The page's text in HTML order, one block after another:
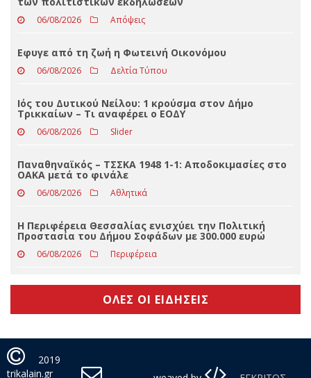
ΤΕΛΕΥΤΑΊΑ ΝΈΑ
Ζούμε το καλοκαίρι στο Τυφλοσέλι-Το πρόγραμμα
των πολιτιστικών εκδηλώσεων
Eφυγε από τη ζωή η Φωτεινή Οικονόμου
06/08/2026 Δελτία Τύπου
Ιός του Δυτικού Νείλου: 1 κρούσμα στον Δήμο
Τρικκαίων – Τι αναφέρει ο ΕΟΔΥ
06/08/2026 Slider
Παναθηναϊκός – ΤΣΣΚΑ 1948 1-1: Αποδοκιμασίες στο
ΟΑΚΑ μετά το φινάλε
06/08/2026 Αθλητικά
Η Περιφέρεια Θεσσαλίας ενισχύει την Πολιτική
Προστασία του Δήμου Σοφάδων με 300.000 ευρώ
06/08/2026 Περιφέρεια